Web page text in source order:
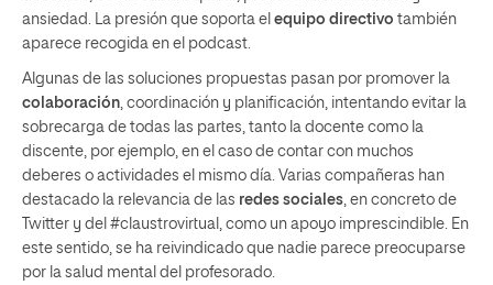
ansiedad. La presión que soporta el equipo directivo también
aparece recogida en el podcast.
Algunas de las soluciones propuestas pasan por promover la
colaboración , coordinación y planificación, intentando evitar la
sobrecarga de todas las partes, tanto la docente como la
discente, por ejemplo, en el caso de contar con muchos
deberes o actividades el mismo día. Varias compañeras han
destacado la relevancia de las redes sociales , en concreto de
Twitter y del #claustrovirtual, como un apoyo imprescindible. En
este sentido, se ha reivindicado que nadie parece preocuparse
por la salud mental del profesorado.